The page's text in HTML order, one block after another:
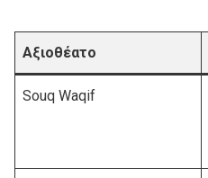
Αξιοθέατο
Souq Waqif